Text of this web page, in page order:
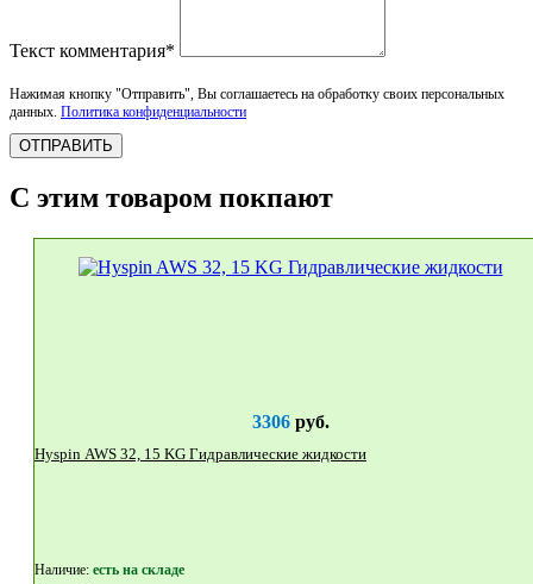
Текст комментария*
Нажимая кнопку "Отправить", Вы соглашаетесь на обработку своих персональных
данных. Политика конфиденциальности
ОТПРАВИТЬ
С этим товаром покпают
3306руб.
Hyspin AWS 32, 15 KG Гидравлические жидкости
Наличие: eсть на складе